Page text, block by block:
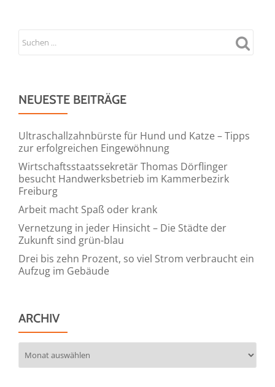
NEUESTE BEITRÄGE
Ultraschallzahnbürste für Hund und Katze – Tipps
zur erfolgreichen Eingewöhnung
Wirtschaftsstaatssekretär Thomas Dörflinger
besucht Handwerksbetrieb im Kammerbezirk
Freiburg
Arbeit macht Spaß oder krank
Vernetzung in jeder Hinsicht – Die Städte der
Zukunft sind grün-blau
Drei bis zehn Prozent, so viel Strom verbraucht ein
Aufzug im Gebäude
ARCHIV